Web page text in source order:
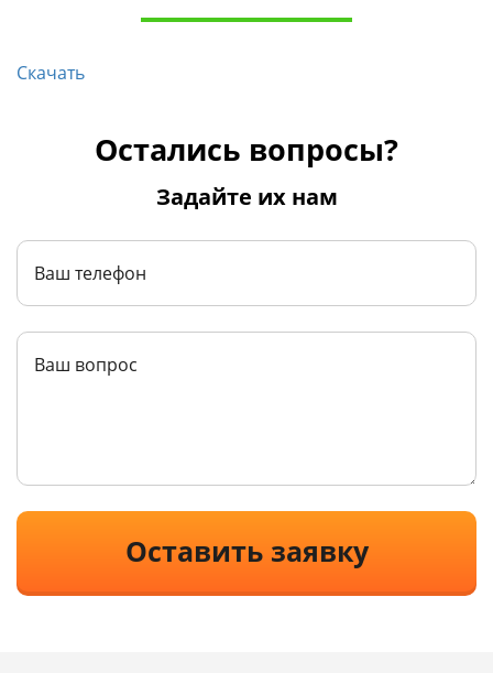
Скачать
Остались вопросы?
Задайте их нам
Оставить заявку